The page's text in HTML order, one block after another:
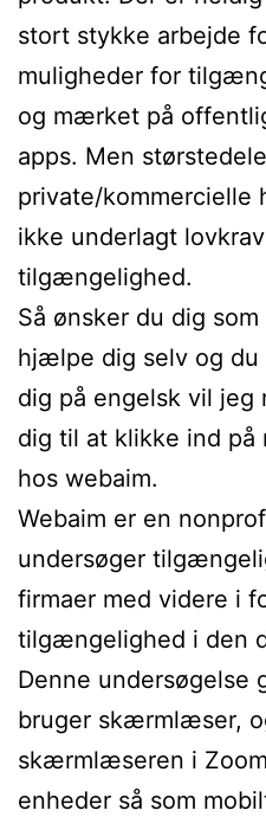
stort stykke arbejde
muligheder for
og mærket på
apps. Men
private/kommercielle
ikke underlagt
tilgængelighed.
Så ønsker du dig
hjælpe dig selv og du
dig på engelsk vil jeg
dig til at klikke ind på
hos webaim.
Webaim er en
undersøger
firmaer med videre i
tilgængelighed i den
Denne
bruger skærmlæser,
skærmlæseren i
enheder så som